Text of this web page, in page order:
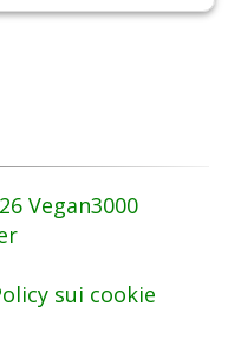
Vegan3000
sui cookie